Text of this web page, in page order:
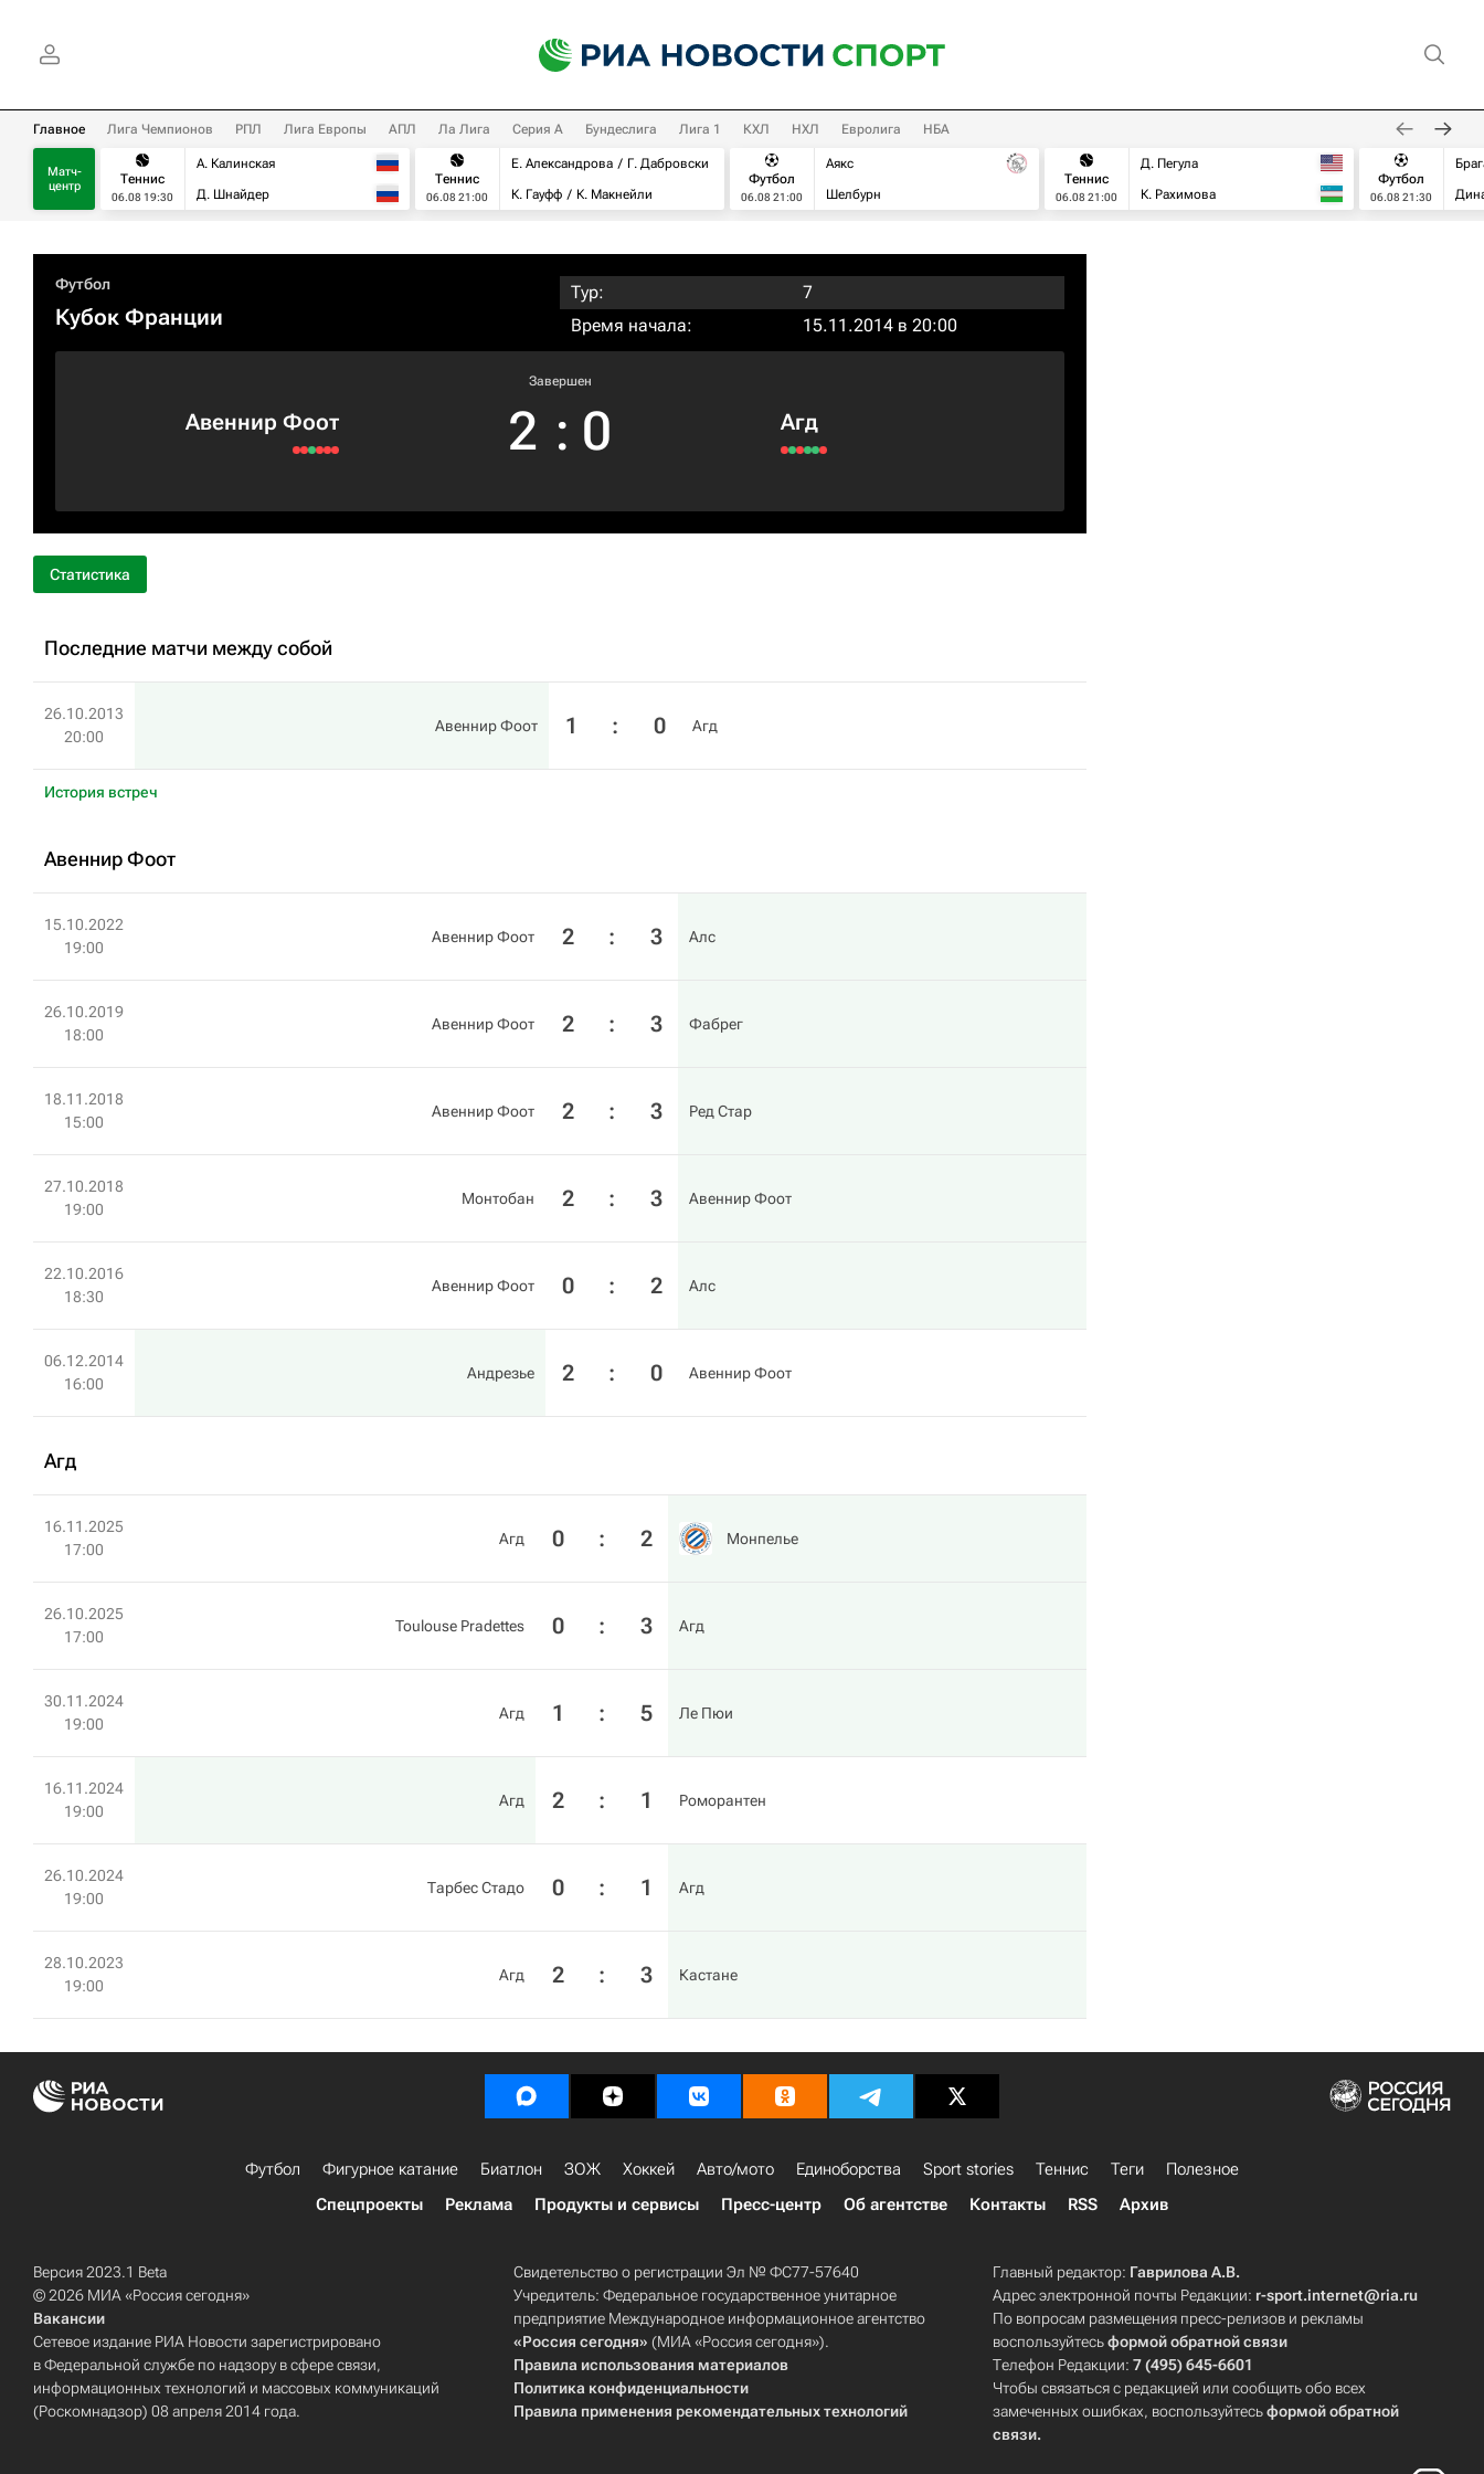
Главное Лига Чемпионов РПЛ Лига Европы АПЛ Ла Лига Серия А Бундеслига Лига 1 КХЛ НХЛ Евролига НБА
Матч-
центр
Теннис
06.08 19:30
А. Калинская
Д. Шнайдер
Теннис
06.08 21:00
Е. Александрова
Г. Дабровски
К. Гауфф
К. Макнейли
Футбол
06.08 21:00
Аякс
Шелбурн
Теннис
06.08 21:00
Д. Пегула
К. Рахимова
Футбол
06.08 21:30
Футбол
Кубок Франции
Тур:
7
Время начала:
15.11.2014 в 20:00
Авеннир Фоот
Завершен
2 : 0 Агд
Статистика
Последние матчи между собой
26.10.2013
20:00
Авеннир Фоот 1 : 0 Агд
История встреч
Авеннир Фоот
15.10.2022
19:00
Авеннир Фоот 2 : 3 Алс
26.10.2019
18:00
Авеннир Фоот 2 : 3 Фабрег
18.11.2018
15:00
Авеннир Фоот 2 : 3 Ред Стар
27.10.2018
19:00
Монтобан 2 : 3 Авеннир Фоот
22.10.2016
18:30
Авеннир Фоот 0 : 2 Алс
06.12.2014
16:00
Андрезье 2 : 0 Авеннир Фоот
Агд
16.11.2025
17:00
Агд 0 : 2 Монпелье
26.10.2025
17:00
Toulouse Pradettes 0 : 3 Агд
30.11.2024
19:00
Агд 1 : 5 Ле Пюи
16.11.2024
19:00
Агд 2 : 1 Роморантен
26.10.2024
19:00
Тарбес Стадо 0 : 1 Агд
28.10.2023
19:00
Агд 2 : 3 Кастане
Футбол Фигурное катание Биатлон ЗОЖ Хоккей Авто/мото Единоборства Sport stories Теннис Теги
Полезное
Спецпроекты
Реклама Продукты и сервисы Пресс-центр Об агентстве Контакты RSS Архив
Версия 2023.1 Beta
© 2026 МИА «Россия сегодня»
Вакансии
Сетевое издание РИА Новости зарегистрировано
в Федеральной службе по надзору в сфере связи,
информационных технологий и массовых коммуникаций
(Роскомнадзор) 08 апреля 2014 года.
Свидетельство о регистрации Эл № ФС77-57640
Учредитель: Федеральное государственное унитарное
предприятие Международное информационное агентство
«Россия сегодня» (МИА «Россия сегодня»).
Правила использования материалов
Политика конфиденциальности
Правила применения рекомендательных технологий
Главный редактор: Гаврилова А.В.
Адрес электронной почты Редакции: r-sport.internet@ria.ru
По вопросам размещения пресс-релизов и рекламы
воспользуйтесьформой обратной связи
Телефон Редакции:7 (495) 645-6601
Чтобы связаться с редакцией или сообщить обо всех
замеченных ошибках, воспользуйтесьформой обратной
связи.